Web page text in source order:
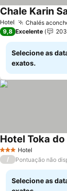
Hotel Chalés
Chale Karin
9,8 Excelente 203
Selecione as
exatos.
3 EstrelasHotel
Hotel Toka
/ Pontuação não
Selecione as